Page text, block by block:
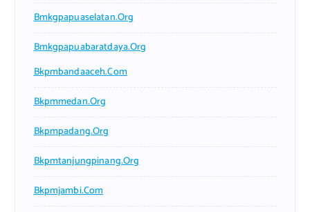
Bmkgpapuaselatan.org
Bmkgpapuabaratdaya.org
Bkpmbandaaceh.com
Bkpmmedan.org
Bkpmpadang.org
Bkpmtanjungpinang.org
Bkpmjambi.com